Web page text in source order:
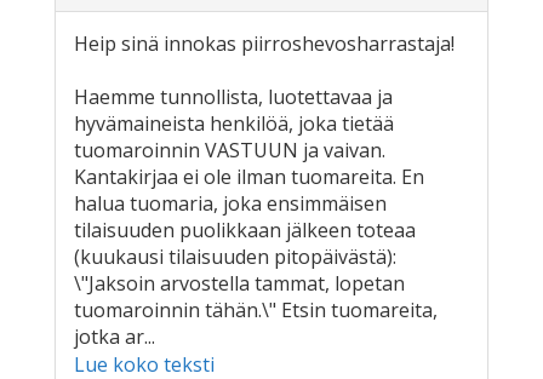
Heip sinä innokas piirroshevosharrastaja!
Haemme tunnollista, luotettavaa ja
hyvämaineista henkilöä, joka tietää
tuomaroinnin VASTUUN ja vaivan.
Kantakirjaa ei ole ilman tuomareita. En
halua tuomaria, joka ensimmäisen
tilaisuuden puolikkaan jälkeen toteaa
(kuukausi tilaisuuden pitopäivästä):
\"Jaksoin arvostella tammat, lopetan
tuomaroinnin tähän.\" Etsin tuomareita,
jotka ar...
Lue koko teksti